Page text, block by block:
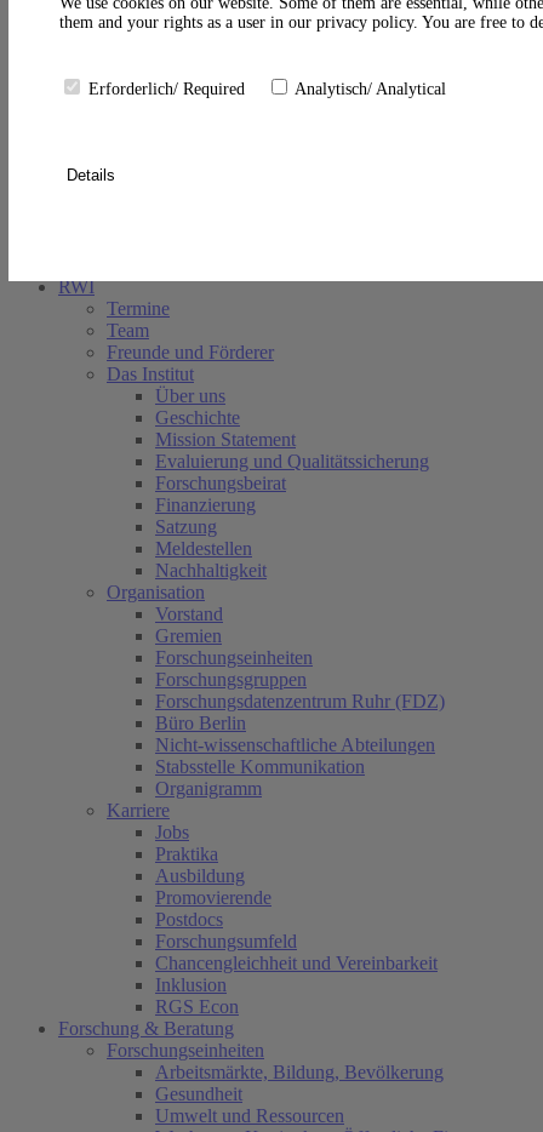
Suche schließen
RWI
Termine
Team
Freunde und Förderer
Das Institut
Über uns
Geschichte
Mission Statement
Evaluierung und Qualitätssicherung
Forschungsbeirat
Finanzierung
Satzung
Meldestellen
Nachhaltigkeit
Organisation
Vorstand
Gremien
Forschungseinheiten
Forschungsgruppen
Forschungsdatenzentrum Ruhr (FDZ)
Büro Berlin
Nicht-wissenschaftliche Abteilungen
Stabsstelle Kommunikation
Organigramm
Karriere
Jobs
Praktika
Ausbildung
Promovierende
Postdocs
Forschungsumfeld
Chancengleichheit und Vereinbarkeit
Inklusion
RGS Econ
Forschung & Beratung
Forschungseinheiten
Arbeitsmärkte, Bildung, Bevölkerung
Gesundheit
Umwelt und Ressourcen
them and your rights as a user in our privacy policy. You are free to
Erforderlich/ Required Analytisch/ Analytical
Details